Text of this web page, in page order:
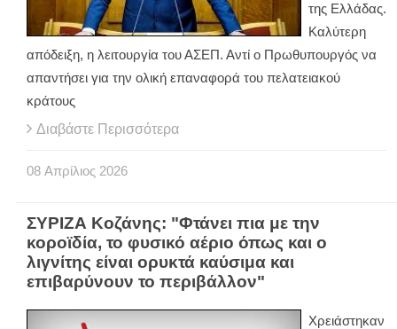
της Ελλάδας.
Καλύτερη
απόδειξη, η λειτουργία του ΑΣΕΠ. Αντί ο Πρωθυπουργός να
απαντήσει για την ολική επαναφορά του πελατειακού
κράτους
Διαβάστε Περισσότερα
08 Απρίλιος 2026
ΣΥΡΙΖΑ Κοζάνης: "Φτάνει πια με την
κοροϊδία, το φυσικό αέριο όπως και ο
λιγνίτης είναι ορυκτά καύσιμα και
επιβαρύνουν το περιβάλλον"
Χρειάστηκαν